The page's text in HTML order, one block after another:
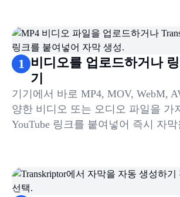
1 비디오를 업로드하거나
기
기기에서 바로 MP4, MOV, WebM,
양한 비디오 또는 오디오 파일을 가
YouTube 링크를 붙여넣어 즉시 자